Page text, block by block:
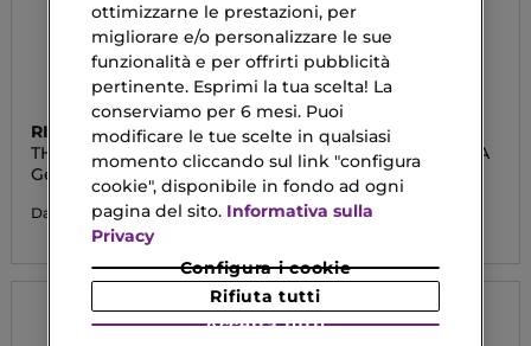
RITUALS
THE RITUAL OF SAKURA
FOAMING SHOWER GEL
Gel Doccia
Da 5,90 €
RITUALS
THE RITUAL OF SAKURA
Olio Doccia
9,90 €
ottimizzarne le prestazioni, per
migliorare e/o personalizzare le sue
funzionalità e per offrirti pubblicità
pertinente. Esprimi la tua scelta! La
conserviamo per 6 mesi. Puoi
modificare le tue scelte in qualsiasi
momento cliccando sul link "configura
cookie", disponibile in fondo ad ogni
pagina del sito. Informativa sulla
Privacy
Configura i cookie
Rifiuta tutti
Accetta tutti